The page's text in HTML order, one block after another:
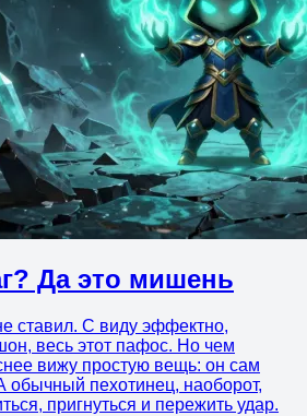
Да это мишень
ставил. С виду эффектно,
весь этот пафос. Но чем
вижу простую вещь: он сам
обычный пехотинец, наоборот,
пригнуться и пережить удар.